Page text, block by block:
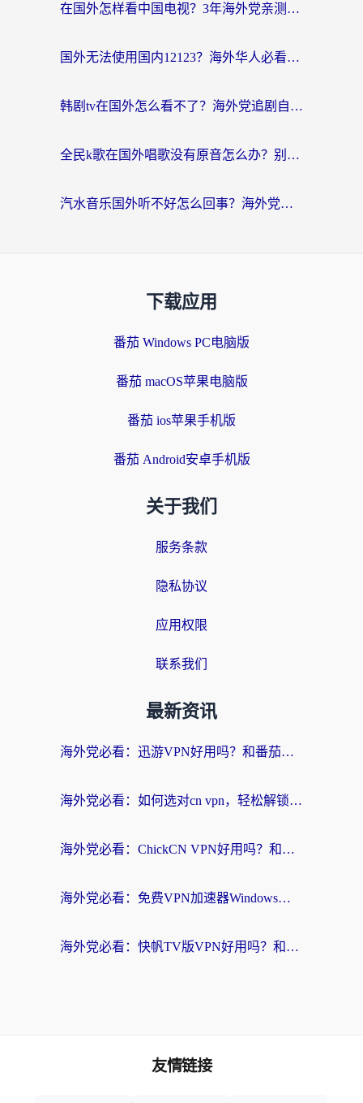
在国外怎样看中国电视？3年海外党亲测有效的追剧加速器指南
国外无法使用国内12123？海外华人必看：选对回国加速器，解决迪拜语音+12123访问难题
韩剧tv在国外怎么看不了？海外党追剧自由的终极解决方案来了
全民k歌在国外唱歌没有原音怎么办？别让地域限制毁了你的麦霸时刻
汽水音乐国外听不好怎么回事？海外党亲测有效的回国加速方案来了
下载应用
番茄 Windows PC电脑版
番茄 macOS苹果电脑版
番茄 ios苹果手机版
番茄 Android安卓手机版
关于我们
服务条款
隐私协议
应用权限
联系我们
最新资讯
海外党必看：迅游VPN好用吗？和番茄加速器VPN对比哪个回国效果更好？
海外党必看：如何选对cn vpn，轻松解锁国内影音游戏？
海外党必看：ChickCN VPN好用吗？和星河VPN对比哪个回国效果更好？附真实体验+避坑指南
海外党必看：免费VPN加速器Windows版怎么选？附真实测评与无缝访问国内资源指南
海外党必看：快帆TV版VPN好用吗？和hi龟龟VPN对比哪个回国效果更好？附免费加速器选择指南
友情链接